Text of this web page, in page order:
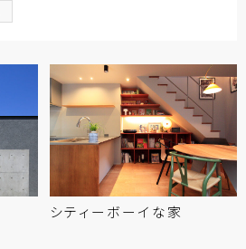
シティーボーイな家